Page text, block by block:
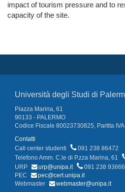
impact of tourism pressure and to
capacity of the site.
Università degli Studi di
Piazza Marina, 61
90133 - PALERMO
Codice Fiscale 80023730825, Partita
Contatti
Call center studenti
091 238 86472
Telefono Amm. C.le di P.zza Marina, 61
URP
urp@unipa.it
091 238 93666
PEC
pec@cert.unipa.it
Webmaster
webmaster@unipa.it